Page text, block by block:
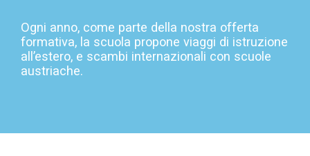
Ogni anno, come parte della nostra offerta
formativa, la scuola propone viaggi di istruzione
all’estero, e scambi internazionali con scuole
austriache.